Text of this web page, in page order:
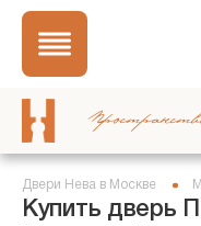
Двери Нева в Москве
Купить дверь